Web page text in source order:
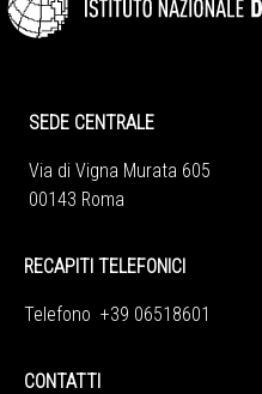
SEDE CENTRALE
Via di Vigna Murata 605
00143 Roma
RECAPITI TELEFONICI
Telefono +39 06518601
CONTATTI